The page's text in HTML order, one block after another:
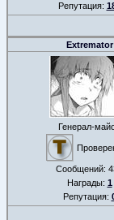
Репутация:
Extremator
Генерал-
Сообщений:
Награды: 1
Репутация: